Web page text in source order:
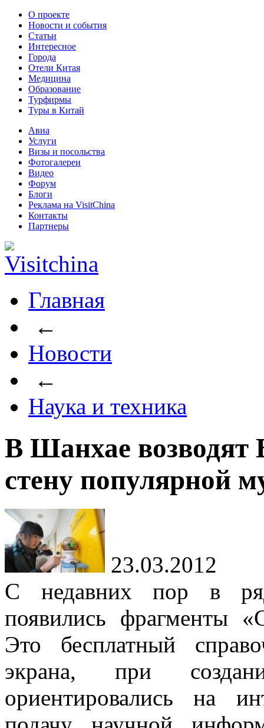
О проекте
Новости и события
Статьи
Интересное
Города
Отели Китая
Медицина
Образование
Турфирмы
Туры в Китай
Авиа
Услуги
Визы и посольства
Фотогалереи
Видео
Форум
Блоги
Реклама на VisitChina
Контакты
Партнеры
Главная
←
Новости
←
Наука и техника
В Шанхае возводят
стену популярной
23.03.2012
С недавних пор в
появились фрагменты
Это бесплатный
экрана, при
ориентировались на